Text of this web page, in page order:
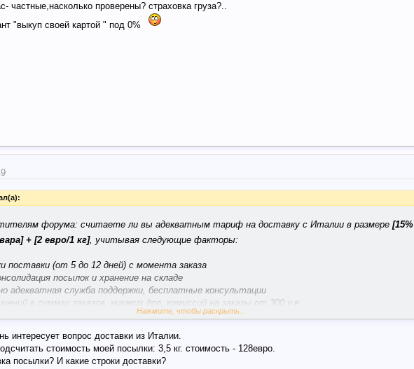
частные,насколько проверены? страховка груза?..
"выкуп своей картой " под 0%
форума: считаете ли вы адекватным тариф на доставку с Италии в размере
+ [2 евро/1 кг], учитывая следующие факторы:
поставки (от 5 до 12 дней) с момента заказа
посылок и хранение на складе
адекватная служба поддержки, бесплатные консультации
в суммах заказов, никаких доп. комиссий на заказы от 300 у.е.
?[5% от стоимости товара] + [3 евро/1 кг]
Нажмите, чтобы раскрыть...
интересует вопрос доставки из Италии.
стоимость моей посылки: 3,5 кг. стоимость - 128евро.
посылки? И какие строки доставки?